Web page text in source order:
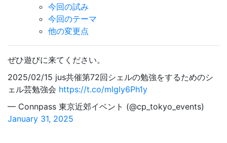
今回の試み
今回のテーマ
他の変更点
ぜひ遊びに来てください。
2025/02/15 jus共催第72回シェルの勉強をするためのシ
ェル芸勉強会 https://t.co/mlgly6Ph1y
— Connpass 東京近郊イベント (@cp_tokyo_events)
January 31, 2025